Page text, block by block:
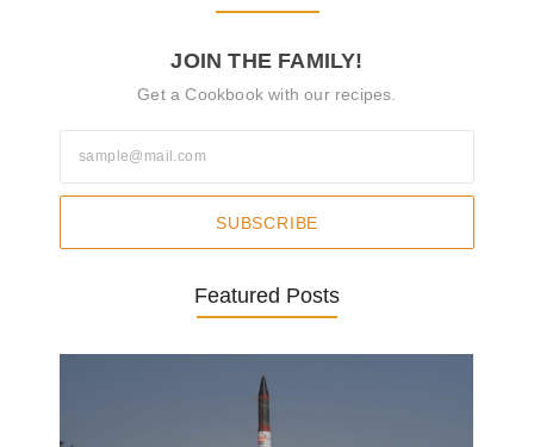
JOIN THE FAMILY!
Get a Cookbook with our recipes.
SUBSCRIBE
Featured Posts